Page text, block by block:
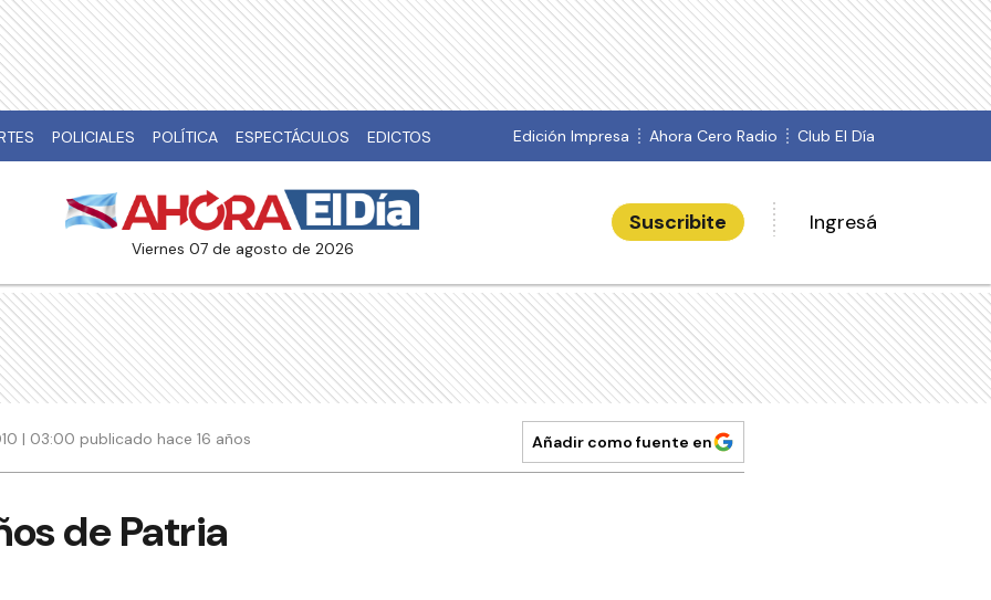
POLICIALES POLÍTICA ESPECTÁCULOS EDICTOS Edición Impresa Ahora Cero Radio Club El Día
viernes 07 de agosto de 2026
Suscribite Ingresá
| 03:00 publicado hace 16 años Añadir como fuente en
de Patria